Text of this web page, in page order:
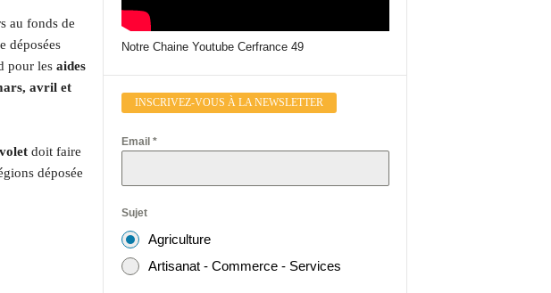
au fonds de
déposées
pour les aides
avril et
doit faire
déposée
Notre Chaine Youtube Cerfrance 49
INSCRIVEZ-VOUS À LA NEWSLETTER
Email *
Sujet
Agriculture
Artisanat - Commerce - Services